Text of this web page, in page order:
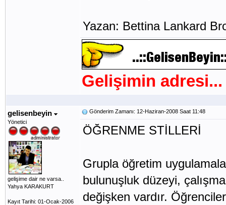
Yazan: Bettina Lankard
Gelişimin adresi...
gelisenbeyin
Yönetici
gelişime dair ne varsa..
Yahya KARAKURT
Kayıt Tarihi: 01-Ocak-2006
Gönderim Zamanı: 12-Haziran-2008 Saat 11:48
ÖĞRENME STİLLERİ
Grupla öğretim
bulunuşluk düzeyi,
değişken vardır.